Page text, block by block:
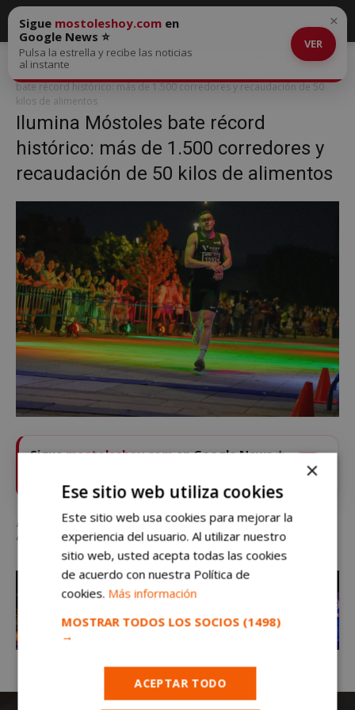
Inicio
Ilumina Móstoles bate récord histórico: más de 1.500
corredores y recaudación de 50 kilos de alimentos
bate récord histórico: más de 1.500 corredores y recaudación de 50
kilos de alimentos
Ilumina Móstoles bate récord
histórico: más de 1.500 corredores y
recaudación de 50 kilos de alimentos
Sigue mostoleshoy.com en
Google News ⭐
Pulsa la estrella y recibe las noticias
al instante
VER
×
Siguemostoleshoy.comen Google News ⭐
VER
Ilumina Móstoles bate récord histórico: más de 1.500 corredores y recaudación
de 50 kilos de alimentos
×
Ese sitio web utiliza cookies
Este sitio web usa cookies para mejorar la
experiencia del usuario. Al utilizar nuestro
sitio web, usted acepta todas las cookies
de acuerdo con nuestra Política de
cookies. Más información
MOSTRAR TODOS LOS SOCIOS (1498)
→
ACEPTAR TODO